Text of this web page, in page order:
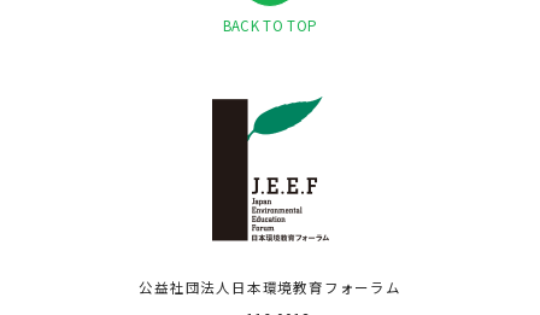
BACK TO TOP
公益社団法人日本環境教育フォーラム